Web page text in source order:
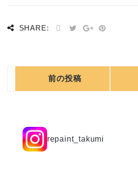
SHARE:
前の投稿
repaint_takumi